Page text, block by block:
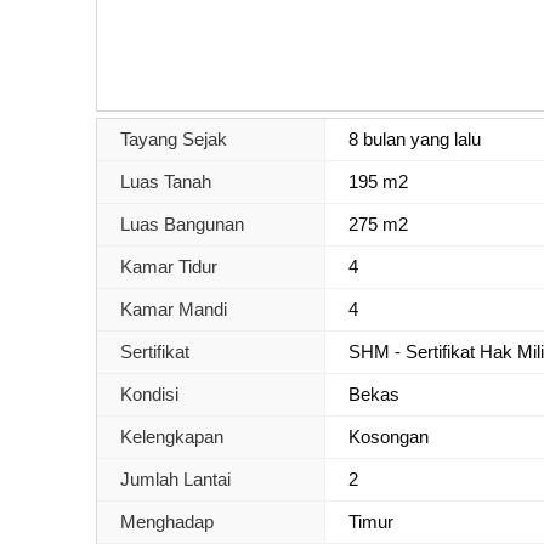
Tayang Sejak 8 bulan yang lalu
Luas Tanah 195 m2
Luas Bangunan 275 m2
Kamar Tidur 4
Kamar Mandi 4
Sertifikat SHM - Sertifikat Hak
Kondisi Bekas
Kelengkapan Kosongan
Jumlah Lantai 2
Menghadap Timur